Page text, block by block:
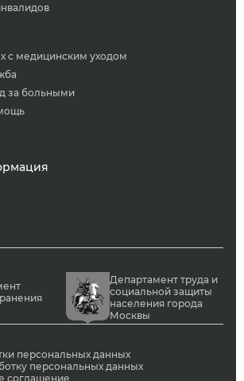
с медицинским уходом
за больными
Департамент труда и
социальной защиты
населения города
Москвы
персональных данных
персональных данных
соглашение